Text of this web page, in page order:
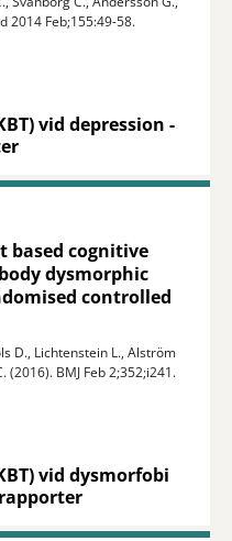
2014 Feb;155:49-58.
vid depression -
based cognitive
dysmorphic
controlled
D., Lichtenstein L., Alström
(2016). BMJ Feb 2;352;i241.
vid dysmorfobi
rapporter